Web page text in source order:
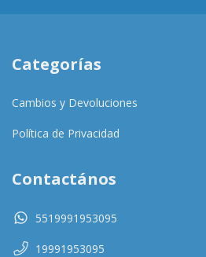
Categorías
Cambios y Devoluciones
Política de Privacidad
Contactános
5519991953095
19991953095